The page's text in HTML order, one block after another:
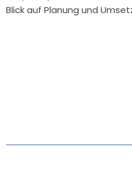
Blick auf Planung und